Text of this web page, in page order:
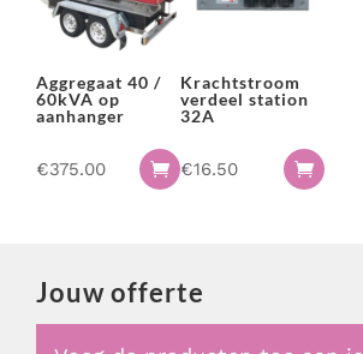
Aggregaat 40 /
60kVA op
aanhanger
€375.00 
Krachtstroom
verdeel station
32A
€16.50 
Jouw offerte